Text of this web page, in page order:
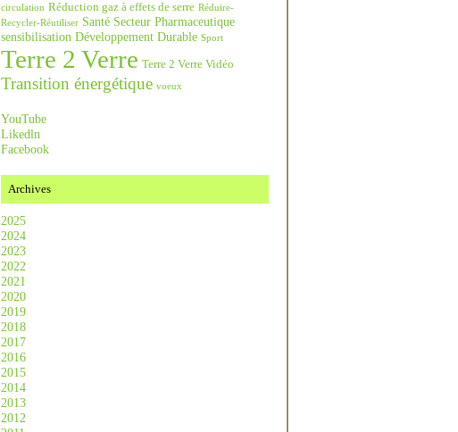
circulation Réduction gaz à effets de serre Réduire-
Recycler-Réutiliser Santé Secteur Pharmaceutique
sensibilisation Développement Durable Sport
Terre 2 Verre Terre 2 Verre Vidéo
Transition énergétique voeux
YouTube
Likedln
Facebook
Archives
2025
2024
2023
2022
2021
2020
2019
2018
2017
2016
2015
2014
2013
2012